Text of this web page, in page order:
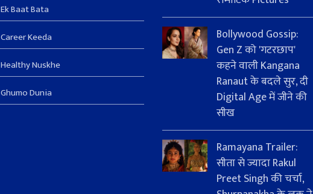
Ek Baat Bata
Career Keeda
Healthy Nuskhe
Ghumo Dunia
Bollywood Gossip:
Gen Z को 'गटरछाप'
कहने वाली Kangana
Ranaut के बदले सुर, दी
Digital Age में जीने की
सीख
Ramayana Trailer:
सीता से ज्यादा Rakul
Preet Singh की चर्चा,